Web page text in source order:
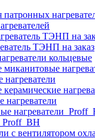
ТЭНП на заказ
кольцевые
нагреватели